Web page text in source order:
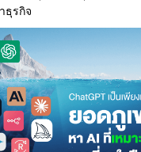
ธุรกิจ